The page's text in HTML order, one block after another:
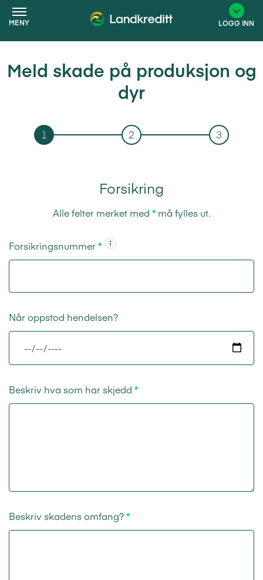
MENY LOGG INN
Meld skade på produksjon og
dyr
1 2 3
Forsikring
Alle felter merket med * må fylles ut.
Forsikringsnummer
Når oppstod hendelsen?
Beskriv hva som har skjedd
Beskriv skadens omfang?